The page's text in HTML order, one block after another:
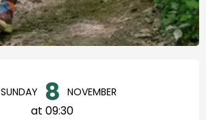
SUNDAY 8 NOVEMBER
at 09:30